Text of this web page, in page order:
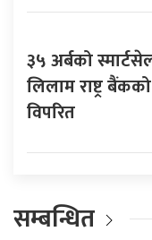
३५ अर्बको
लिलाम राष्ट्र
विपरित
सम्बन्धित